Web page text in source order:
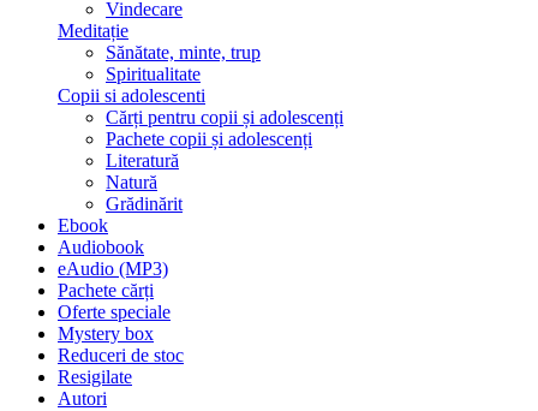
Vindecare
Meditație
Sănătate, minte, trup
Spiritualitate
Copii si adolescenti
Cărți pentru copii și adolescenți
Pachete copii și adolescenți
Literatură
Natură
Grădinărit
Ebook
Audiobook
eAudio (MP3)
Pachete cărți
Oferte speciale
Mystery box
Reduceri de stoc
Resigilate
Autori